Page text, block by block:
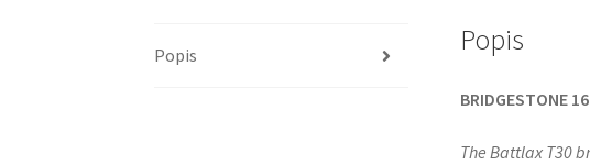
Popis Popis
BRIDGESTONE
The Battlax T30